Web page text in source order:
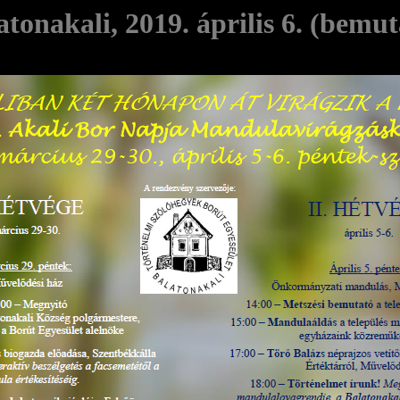
2019. április 6.